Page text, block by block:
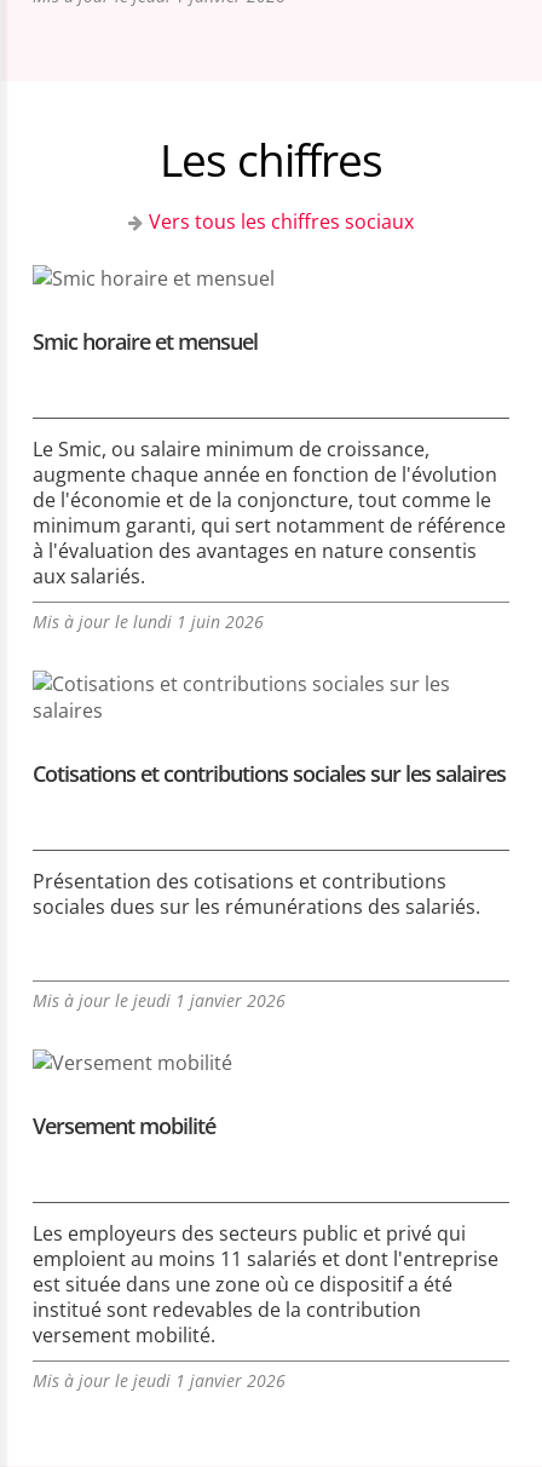
Les chiffres
Vers tous les chiffres sociaux
Smic horaire et mensuel
Le Smic, ou salaire minimum de croissance,
augmente chaque année en fonction de l'évolution
de l'économie et de la conjoncture, tout comme le
minimum garanti, qui sert notamment de référence
à l'évaluation des avantages en nature consentis
aux salariés.
Mis à jour le lundi 1 juin 2026
Cotisations et contributions sociales sur les salaires
Présentation des cotisations et contributions
sociales dues sur les rémunérations des salariés.
Mis à jour le jeudi 1 janvier 2026
Versement mobilité
Les employeurs des secteurs public et privé qui
emploient au moins 11 salariés et dont l'entreprise
est située dans une zone où ce dispositif a été
institué sont redevables de la contribution
versement mobilité.
Mis à jour le jeudi 1 janvier 2026